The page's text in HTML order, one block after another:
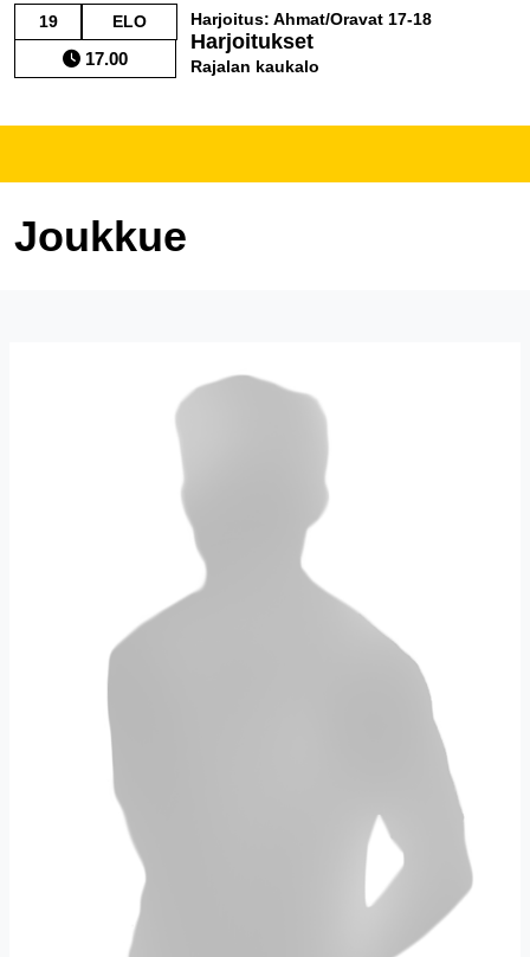
19 ELO
17.00
Harjoitus: Ahmat/Oravat 17-18
Harjoitukset
Rajalan kaukalo
Joukkue